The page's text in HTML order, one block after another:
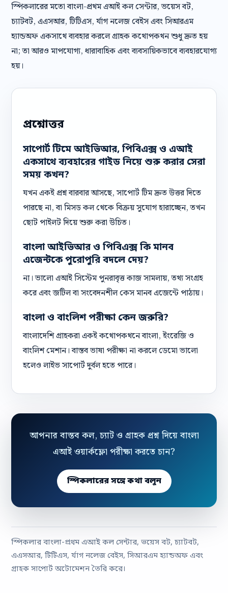
স্পিকলারের মতো বাংলা-প্রথম এআই কল সেন্টার, ভয়েস বট,
চ্যাটবট, এএসআর, টিটিএস, র্যাগ নলেজ বেইস এবং সিআরএম
হ্যান্ডঅফ একসাথে ব্যবহার করলে গ্রাহক কথোপকথন শুধু দ্রুত হয়
না; তা আরও মাপযোগ্য, ধারাবাহিক এবং ব্যবসায়িকভাবে ব্যবহারযোগ্য
হয়।
প্রশ্নোত্তর
সাপোর্ট টিমে আইভিআর, পিবিএক্স ও এআই
একসাথে ব্যবহারের গাইড নিয়ে শুরু করার সেরা
সময় কখন?
যখন একই প্রশ্ন বারবার আসছে, সাপোর্ট টিম দ্রুত উত্তর দিতে
পারছে না, বা মিসড কল থেকে বিক্রয় সুযোগ হারাচ্ছেন, তখন
ছোট পাইলট দিয়ে শুরু করা উচিত।
বাংলা আইভিআর ও পিবিএক্স কি মানব
এজেন্টকে পুরোপুরি বদলে দেয়?
না। ভালো এআই সিস্টেম পুনরাবৃত্ত কাজ সামলায়, তথ্য সংগ্রহ
করে এবং জটিল বা সংবেদনশীল কেস মানব এজেন্টে পাঠায়।
বাংলা ও বাংলিশ পরীক্ষা কেন জরুরি?
বাংলাদেশি গ্রাহকরা একই কথোপকথনে বাংলা, ইংরেজি ও
বাংলিশ মেশান। বাস্তব ভাষা পরীক্ষা না করলে ডেমো ভালো
হলেও লাইভ সাপোর্ট দুর্বল হতে পারে।
আপনার বাস্তব কল, চ্যাট ও গ্রাহক প্রশ্ন দিয়ে বাংলা
এআই ওয়ার্কফ্লো পরীক্ষা করতে চান?
স্পিকলারের সঙ্গে কথা বলুন
স্পিকলার বাংলা-প্রথম এআই কল সেন্টার, ভয়েস বট, চ্যাটবট,
এএসআর, টিটিএস, র্যাগ নলেজ বেইস, সিআরএম হ্যান্ডঅফ এবং
গ্রাহক সাপোর্ট অটোমেশন তৈরি করে।